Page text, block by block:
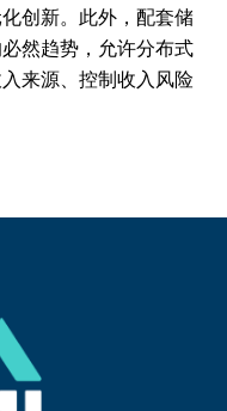
创新。此外，配套储
然趋势，允许分布式
来源、控制收入风险